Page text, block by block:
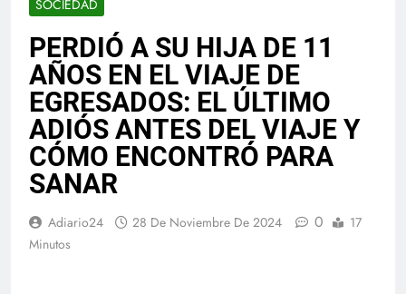
SOCIEDAD
PERDIÓ A SU HIJA DE 11
AÑOS EN EL VIAJE DE
EGRESADOS: EL ÚLTIMO
ADIÓS ANTES DEL VIAJE Y
CÓMO ENCONTRÓ PARA
SANAR
Adiario24 28 De Noviembre De 2024 0
17
Minutos